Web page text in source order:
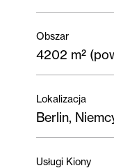
Obszar
4202 m²
Lokalizacja
Berlin,
Usługi Kiony